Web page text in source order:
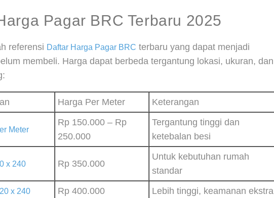
Pagar BRC Terbaru 2025
referensi Daftar Harga Pagar BRC terbaru yang dapat menjadi
membeli. Harga dapat berbeda tergantung lokasi, ukuran, dan
Harga Per Meter Keterangan
Meter
Rp 150.000 – Rp
250.000
Tergantung tinggi dan
ketebalan besi
x 240 Rp 350.000
Untuk kebutuhan rumah
standar
x 240 Rp 400.000 Lebih tinggi, keamanan ekstra